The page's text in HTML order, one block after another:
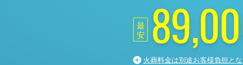
最
安
火葬料金は別途お客様負担と